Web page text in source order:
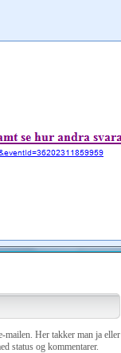
mailen. Her takker man ja eller
status og kommentarer.